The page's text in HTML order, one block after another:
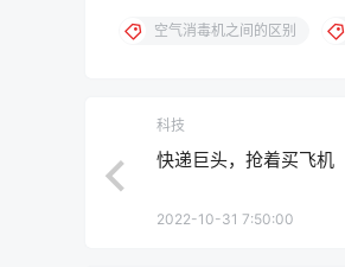
空气消毒机之间的区别
科技
快递巨头，抢着买飞机
2022-10-31 7:50:00